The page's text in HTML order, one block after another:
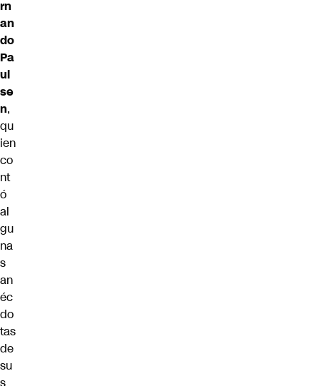
rn
an
do
Pa
ul
se
n,
qu
ien
co
nt
ó
al
gu
na
s
an
éc
do
tas
de
su
s